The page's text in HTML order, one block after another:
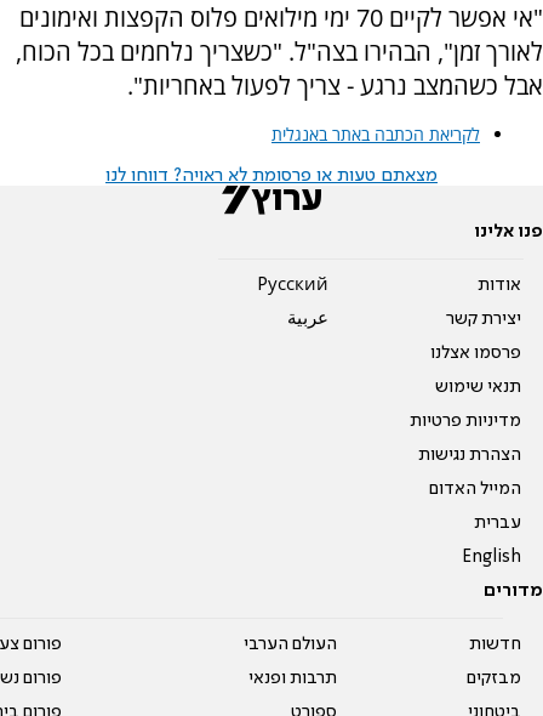
"אי אפשר לקיים 70 ימי מילואים פלוס הקפצות ואימונים
לאורך זמן", הבהירו בצה"ל. "כשצריך נלחמים בכל הכוח,
אבל כשהמצב נרגע - צריך לפעול באחריות".
לקריאת הכתבה באתר באנגלית
מצאתם טעות או פרסומת לא ראויה? דווחו לנו
פנו אלינו
אודות
יצירת קשר
פרסמו אצלנו
תנאי שימוש
מדיניות פרטיות
הצהרת נגישות
המייל האדום
עברית
English
Pусский
عربية
מדורים
חדשות
מבזקים
ביטחוני
העולם הערבי
תרבות ופנאי
ספורט
פורום
פורום
פורום